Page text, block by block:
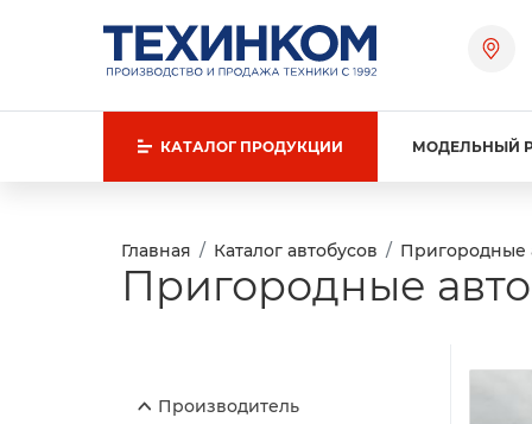
КАТАЛОГ ПРОДУКЦИИ МОДЕЛЬНЫЙ
Главная Каталог автобусов Пригородные
Пригородные
Производитель